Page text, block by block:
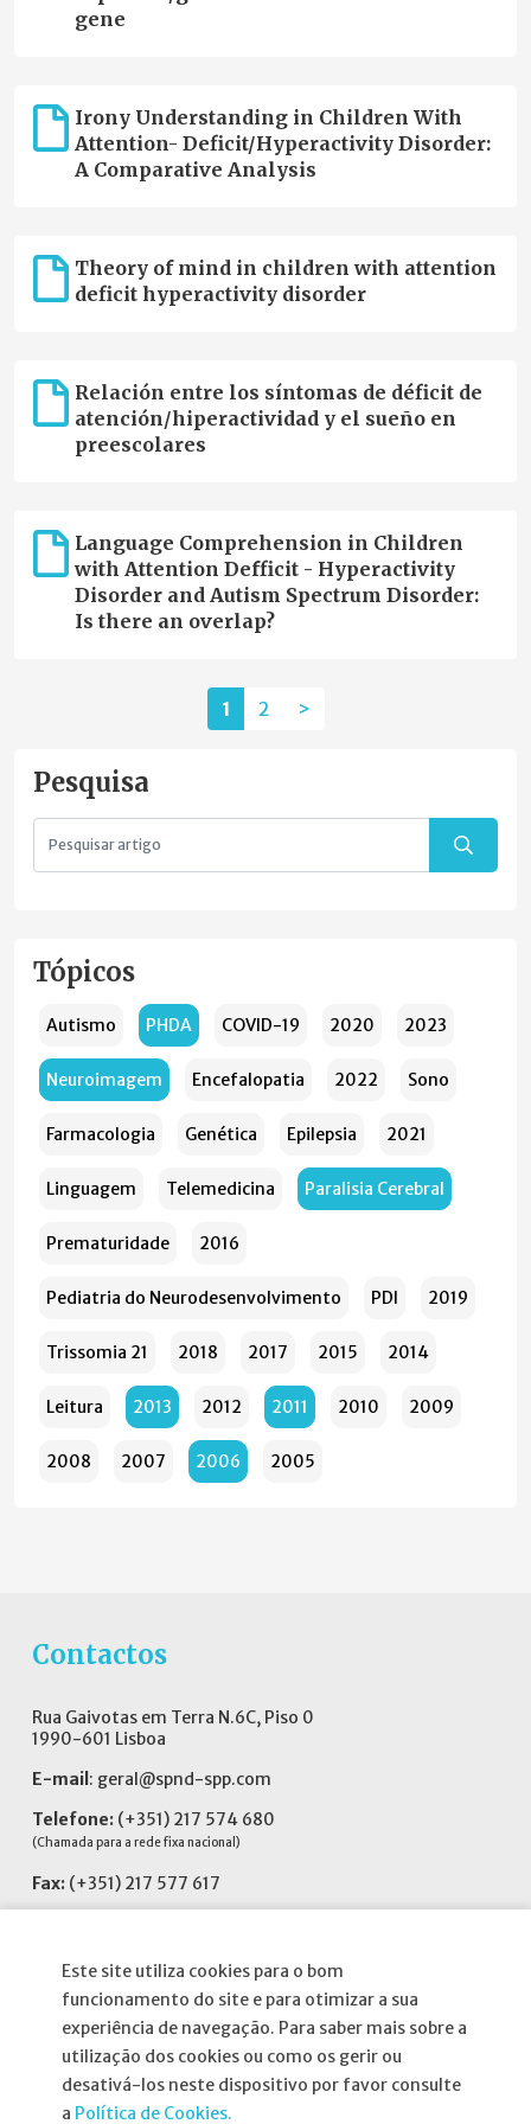
Este site utiliza cookies para o bom
funcionamento do site e para otimizar a sua
experiência de navegação. Para saber mais sobre a
utilização dos cookies ou como os gerir ou
desativá-los neste dispositivo por favor consulte
a Política de Cookies.
gene
Irony Understanding in Children With
Attention- Deficit/Hyperactivity Disorder:
A Comparative Analysis
Theory of mind in children with attention
deficit hyperactivity disorder
Relación entre los síntomas de déficit de
atención/hiperactividad y el sueño en
preescolares
Language Comprehension in Children
with Attention Defficit - Hyperactivity
Disorder and Autism Spectrum Disorder:
Is there an overlap?
1 2 >
Pesquisa
Tópicos
Autismo PHDA COVID-19 2020 2023
Neuroimagem Encefalopatia 2022 Sono
Farmacologia Genética Epilepsia 2021
Linguagem Telemedicina Paralisia Cerebral
Prematuridade 2016
Pediatria do Neurodesenvolvimento PDI 2019
Trissomia 21 2018 2017 2015 2014
Leitura 2013 2012 2011 2010 2009
2008 2007 2006 2005
Contactos
Rua Gaivotas em Terra N.6C, Piso 0
1990-601 Lisboa
E-mail : geral@spnd-spp.com
Telefone: (+351) 217 574 680
(Chamada para a rede fixa nacional)
Fax: (+351) 217 577 617
Informações